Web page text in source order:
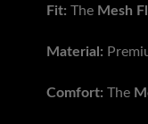
Fit: The Mesh
Material:
Comfort: The